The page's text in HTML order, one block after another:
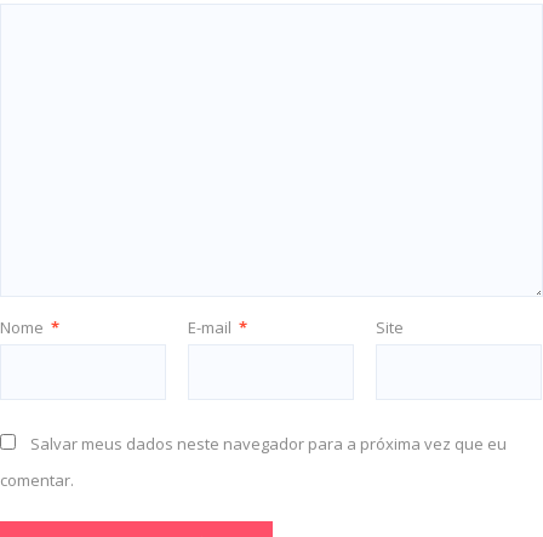
Nome * E-mail * Site
Salvar meus dados neste navegador para a próxima vez que eu
comentar.